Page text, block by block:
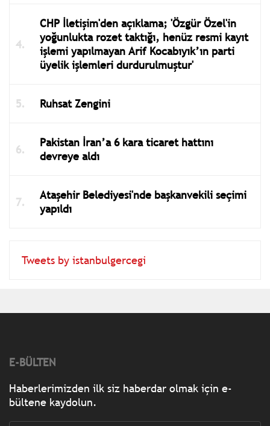
CHP İletişim'den açıklama; 'Özgür Özel'in
yoğunlukta rozet taktığı, henüz resmi kayıt
işlemi yapılmayan Arif Kocabıyık’ın parti
üyelik işlemleri durdurulmuştur'
Ruhsat Zengini
Pakistan İran’a 6 kara ticaret hattını
devreye aldı
Ataşehir Belediyesi'nde başkanvekili seçimi
yapıldı
Tweets by istanbulgercegi
E-BÜLTEN
Haberlerimizden ilk siz haberdar olmak için e-
bültene kaydolun.